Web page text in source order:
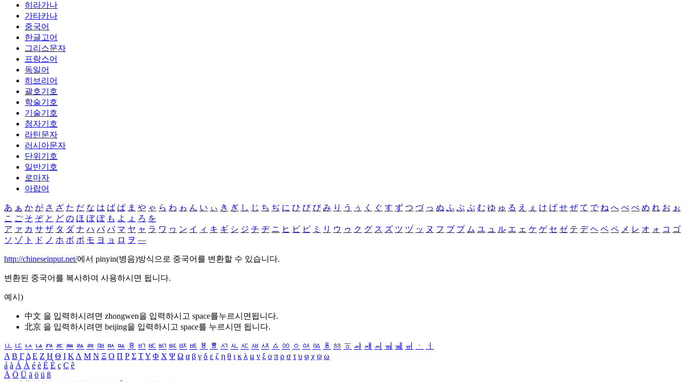
히라가나
가타카나
중국어
한글고어
그리스문자
프랑스어
독일어
히브리어
괄호기호
학술기호
기술기호
첨자기호
라틴문자
러시아문자
단위기호
일반기호
로마자
아랍어
あ ぁ か が さ ざ た だ な は ば ぱ ま や ゃ ら わ ゎ ん い ぃ き ぎ し じ ち ぢ に ひ び ぴ み り う ぅ く ぐ す ず つ づ っ ぬ ふ ぶ ぷ む ゆ ゅ る え ぇ け げ せ ぜ て で ね へ べ ぺ め れ お ぉ
こ ご そ ぞ と ど の ほ ぼ ぽ も よ ょ ろ を
ア ァ カ サ ザ タ ダ ナ ハ バ パ マ ヤ ャ ラ ワ ヮ ン イ ィ キ ギ シ ジ チ ヂ ニ ヒ ビ ピ ミ リ ウ ゥ ク グ ス ズ ツ ヅ ッ ヌ フ ブ プ ム ユ ュ ル エ ェ ケ ゲ セ ゼ テ デ ヘ ベ ペ メ レ オ ォ コ ゴ
ソ ゾ ト ド ノ ホ ボ ポ モ ヨ ョ ロ ヲ ―
http://chineseinput.net/에서 pinyin(병음)방식으로 중국어를 변환할 수 있습니다.
변환된 중국어를 복사하여 사용하시면 됩니다.
예시)
中文 을 입력하시려면 zhongwen을 입력하시고 space를누르시면됩니다.
北京 을 입력하시려면 beijing을 입력하시고 space를 누르시면 됩니다.
ㅥ ㅦ ㅧ ㅨ ㅩ ㅪ ㅫ ㅬ ㅭ ㅮ ㅯ ㅰ ㅱ ㅲ ㅳ ㅴ ㅵ ㅶ ㅷ ㅸ ㅹ ㅺ ㅻ ㅼ ㅽ ㅾ ㅿ ㆀ ㆁ ㆂ ㆃ ㆄ ㆅ ㆆ ㆇ ㆈ ㆉ ㆊ ㆋ ㆌ ㆍ
ㆎ
Α Β ΓΔ Ε Ζ Η Θ Ι ΚΛ Μ Ν Ξ Ο Π Ρ Σ ΤΥ Φ Χ Ψ Ω α β γ δ ε ζ η θ ι κ λ μ ν ξ ο π ρ σ τ υ φ χ ψ ω
á à Á À é è É È ç Ç ê
Ä Ö Ü ä ö ü ß